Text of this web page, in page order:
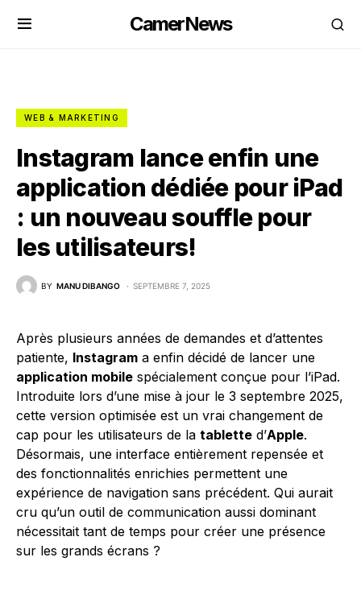
CamerNews
WEB & MARKETING
Instagram lance enfin une
application dédiée pour iPad
: un nouveau souffle pour
les utilisateurs!
BY MANU DIBANGO SEPTEMBRE 7, 2025
Après plusieurs années de demandes et d’attentes
patiente, Instagram a enfin décidé de lancer une
application mobile spécialement conçue pour l’iPad.
Introduite lors d’une mise à jour le 3 septembre 2025,
cette version optimisée est un vrai changement de
cap pour les utilisateurs de la tablette d’Apple.
Désormais, une interface entièrement repensée et
des fonctionnalités enrichies permettent une
expérience de navigation sans précédent. Qui aurait
cru qu’un outil de communication aussi dominant
nécessitait tant de temps pour créer une présence
sur les grands écrans ?